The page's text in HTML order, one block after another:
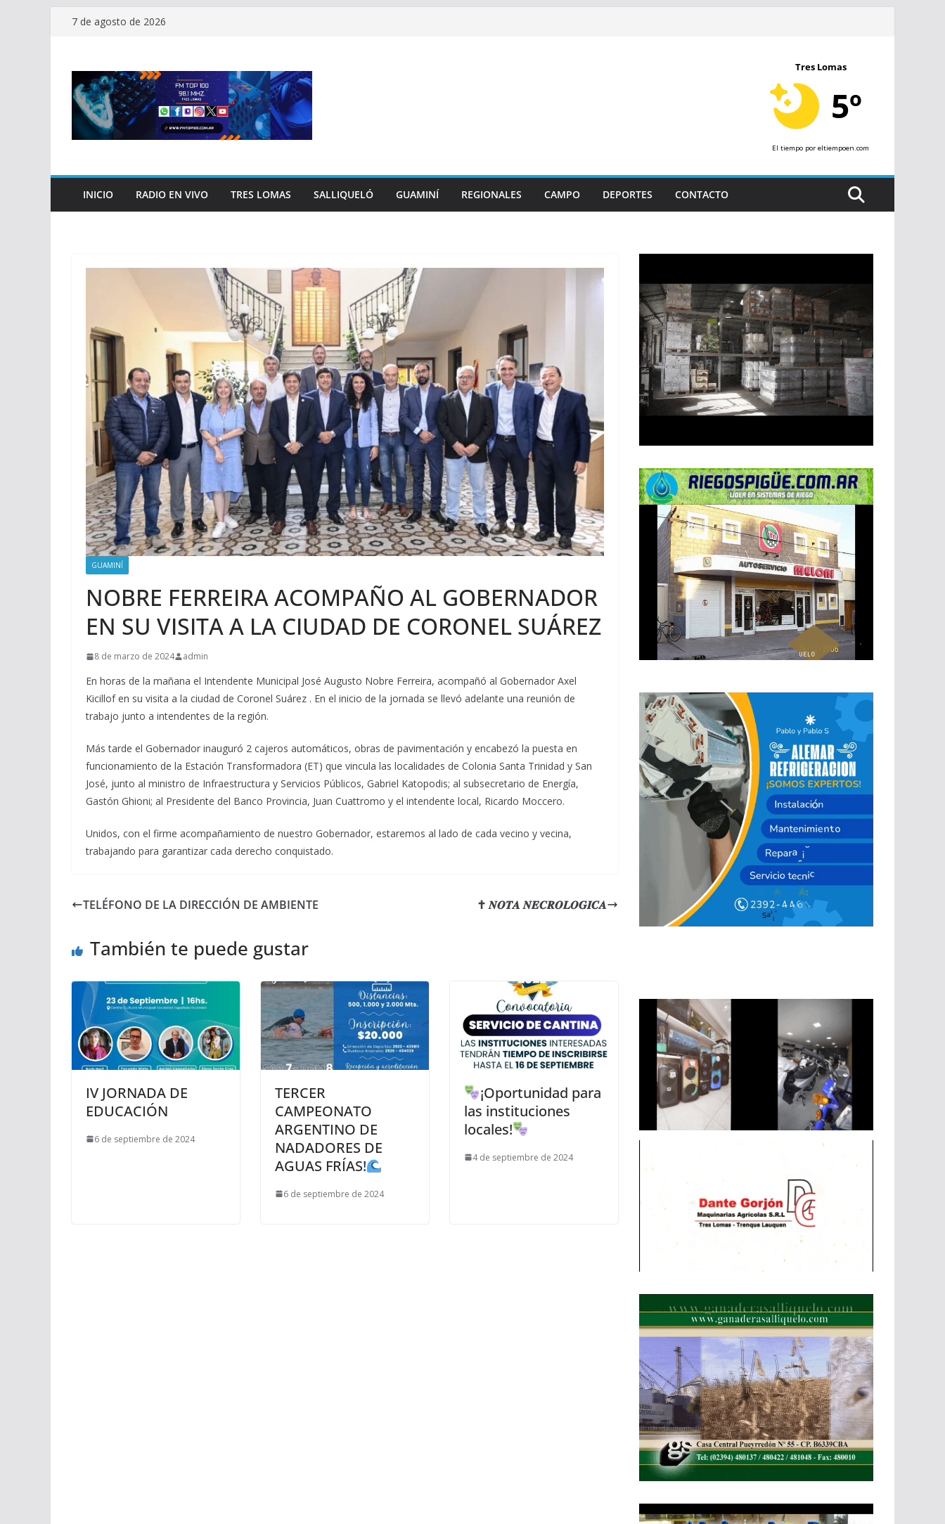
Saltar7 de agosto de 2026
Tres Lomas
5º
El tiempo por eltiempoen.com
INICIO RADIO EN VIVO TRES LOMAS SALLIQUELÓ GUAMINÍ REGIONALES CAMPO DEPORTES CONTACTO
GUAMINÍ
NOBRE FERREIRA ACOMPAÑO AL GOBERNADOR
EN SU VISITA A LA CIUDAD DE CORONEL SUÁREZ
8 de marzo de 2024 admin
En horas de la mañana el Intendente Municipal José Augusto Nobre Ferreira, acompañó al Gobernador Axel
Kicillof en su visita a la ciudad de Coronel Suárez . En el inicio de la jornada se llevó adelante una reunión de
trabajo junto a intendentes de la región.
Más tarde el Gobernador inauguró 2 cajeros automáticos, obras de pavimentación y encabezó la puesta en
funcionamiento de la Estación Transformadora (ET) que vincula las localidades de Colonia Santa Trinidad y San
José, junto al ministro de Infraestructura y Servicios Públicos, Gabriel Katopodis; al subsecretario de Energía,
Gastón Ghioni; al Presidente del Banco Provincia, Juan Cuattromo y el intendente local, Ricardo Moccero.
Unidos, con el firme acompañamiento de nuestro Gobernador, estaremos al lado de cada vecino y vecina,
trabajando para garantizar cada derecho conquistado.
TELÉFONO DE LA DIRECCIÓN DE AMBIENTE ✝ 𝑵𝑶𝑻𝑨 𝑵𝑬𝑪𝑹𝑶𝑳𝑶𝑮𝑰𝑪𝑨
También te puede gustar
IV JORNADA DE
EDUCACIÓN
6 de septiembre de 2024
TERCER
CAMPEONATO
ARGENTINO DE
NADADORES DE
AGUAS FRÍAS!
6 de septiembre de 2024
¡Oportunidad para
las instituciones
locales!
4 de septiembre de 2024